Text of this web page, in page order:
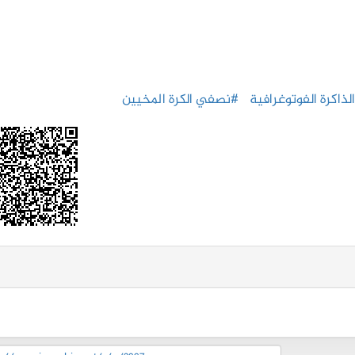
الفوتوغرافية #نصفي الكرة المخيين